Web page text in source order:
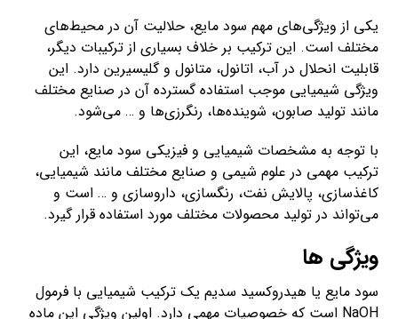
یکی از ویژگی‌های مهم سود مایع، حلالیت آن در محیط‌های
مختلف است. این ترکیب بر خلاف بسیاری از ترکیبات دیگر،
قابلیت انحلال در آب، اتانول، متانول و گلیسیرین دارد. این
ویژگی شیمیایی موجب استفاده گسترده آن در صنایع مختلف
مانند تولید صابون، شوینده‌ها، رنگرزی‌ها و … می‌شود.
با توجه به مشخصات شیمیایی و فیزیکی سود مایع، این
ترکیب مهمی در علوم شیمی و صنایع مختلف مانند شیمیایی،
کاغذسازی، پالایش نفت، رنگسازی، داروسازی و … است و
می‌تواند در تولید محصولات مختلف مورد استفاده قرار گیرد.
ویژگی ها
سود مایع یا هیدروکسید سدیم یک ترکیب شیمیایی با فرمول
NaOH است که خصوصیات مهمی دارد. اولین ویژگی این ماده